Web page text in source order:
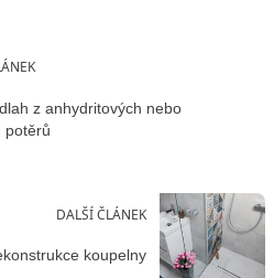
z anhydritových nebo
potěrů
DALŠÍ ČLÁNEK
koupelny